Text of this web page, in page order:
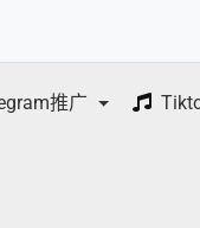
推广